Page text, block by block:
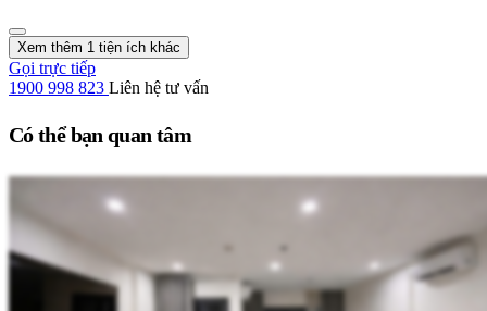
Xem thêm 1 tiện ích khác
Gọi trực tiếp
1900 998 823 Liên hệ tư vấn
Có thể bạn quan tâm